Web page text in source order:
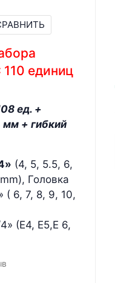
110 единиц
ед. +
мм + гибкий
(4, 5, 5.5, 6,
Головка
( 6, 7, 8, 9, 10,
(Е4, Е5,Е 6,